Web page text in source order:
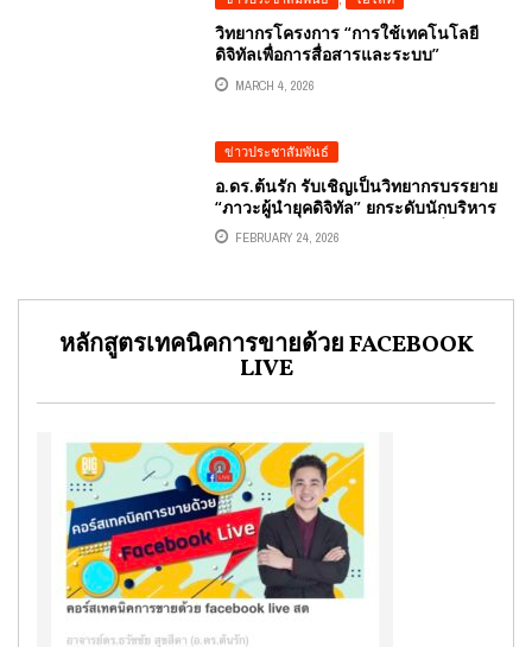
วิทยากรโครงการ “การใช้เทคโนโลยี
ดิจิทัลเพื่อการสื่อสารและระบบ”
MARCH 4, 2026
ข่าวประชาสัมพันธ์
อ.ดร.ต้นรัก รับเชิญเป็นวิทยากรบรรยาย
“ภาวะผู้นำยุคดิจิทัล” ยกระดับนักบริหาร
การอาชีวศึกษาระดับกลาง (รุ่นที่ 2)
สำนักงานคณะกรรมการการอาชีวศึกษา
FEBRUARY 24, 2026
หลักสูตรเทคนิคการขายด้วย FACEBOOK
LIVE